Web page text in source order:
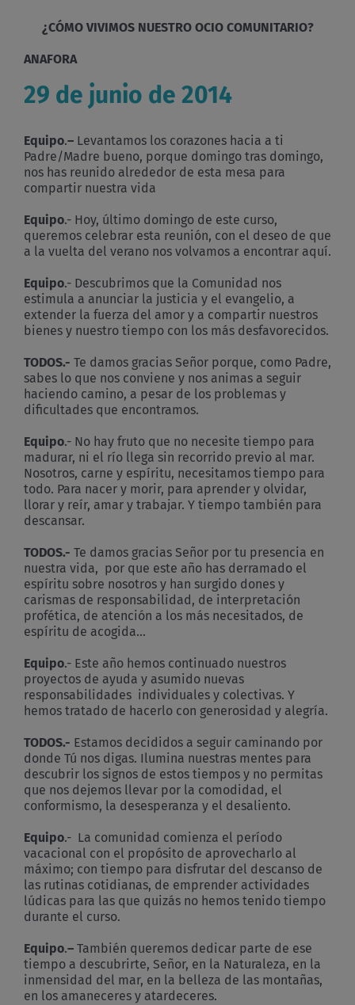
¿CÓMO VIVIMOS NUESTRO OCIO COMUNITARIO?
ANAFORA
29 de junio de 2014
Equipo.– Levantamos los corazones hacia a ti
Padre/Madre bueno, porque domingo tras domingo,
nos has reunido alrededor de esta mesa para
compartir nuestra vida
Equipo.- Hoy, último domingo de este curso,
queremos celebrar esta reunión, con el deseo de que
a la vuelta del verano nos volvamos a encontrar aquí.
Equipo.- Descubrimos que la Comunidad nos
estimula a anunciar la justicia y el evangelio, a
extender la fuerza del amor y a compartir nuestros
bienes y nuestro tiempo con los más desfavorecidos.
TODOS.- Te damos gracias Señor porque, como Padre,
sabes lo que nos conviene y nos animas a seguir
haciendo camino, a pesar de los problemas y
dificultades que encontramos.
Equipo.- No hay fruto que no necesite tiempo para
madurar, ni el río llega sin recorrido previo al mar.
Nosotros, carne y espíritu, necesitamos tiempo para
todo. Para nacer y morir, para aprender y olvidar,
llorar y reír, amar y trabajar. Y tiempo también para
descansar.
TODOS.- Te damos gracias Señor por tu presencia en
nuestra vida, por que este año has derramado el
espíritu sobre nosotros y han surgido dones y
carismas de responsabilidad, de interpretación
profética, de atención a los más necesitados, de
espíritu de acogida…
Equipo.- Este año hemos continuado nuestros
proyectos de ayuda y asumido nuevas
responsabilidades individuales y colectivas. Y
hemos tratado de hacerlo con generosidad y alegría.
TODOS.- Estamos decididos a seguir caminando por
donde Tú nos digas. Ilumina nuestras mentes para
descubrir los signos de estos tiempos y no permitas
que nos dejemos llevar por la comodidad, el
conformismo, la desesperanza y el desaliento.
Equipo.- La comunidad comienza el período
vacacional con el propósito de aprovecharlo al
máximo; con tiempo para disfrutar del descanso de
las rutinas cotidianas, de emprender actividades
lúdicas para las que quizás no hemos tenido tiempo
durante el curso.
Equipo.– También queremos dedicar parte de ese
tiempo a descubrirte, Señor, en la Naturaleza, en la
inmensidad del mar, en la belleza de las montañas,
en los amaneceres y atardeceres.